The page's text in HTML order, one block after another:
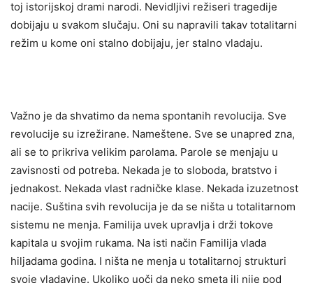
toj istorijskoj drami narodi. Nevidljivi režiseri tragedije
dobijaju u svakom slučaju. Oni su napravili takav totalitarni
režim u kome oni stalno dobijaju, jer stalno vladaju.
Važno je da shvatimo da nema spontanih revolucija. Sve
revolucije su izrežirane. Nameštene. Sve se unapred zna,
ali se to prikriva velikim parolama. Parole se menjaju u
zavisnosti od potreba. Nekada je to sloboda, bratstvo i
jednakost. Nekada vlast radničke klase. Nekada izuzetnost
nacije. Suština svih revolucija je da se ništa u totalitarnom
sistemu ne menja. Familija uvek upravlja i drži tokove
kapitala u svojim rukama. Na isti način Familija vlada
hiljadama godina. I ništa ne menja u totalitarnoj strukturi
svoje vladavine. Ukoliko uoči da neko smeta ili nije pod